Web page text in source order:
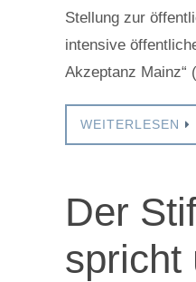
Stellung zur
intensive
Akzeptanz
WEITERLESEN
Der
spricht